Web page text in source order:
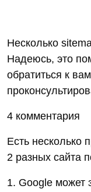
Несколько
Надеюсь, это
обратиться к
4 комментария
Есть несколько
2 разных сайта
1. Google может